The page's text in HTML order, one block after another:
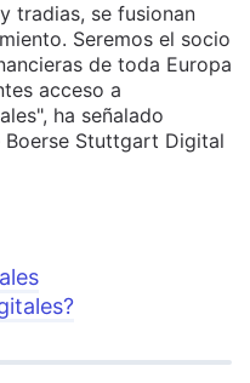
tradias, se fusionan
Seremos el socio
de toda Europa
acceso a
ha señalado
Boerse Stuttgart Digital